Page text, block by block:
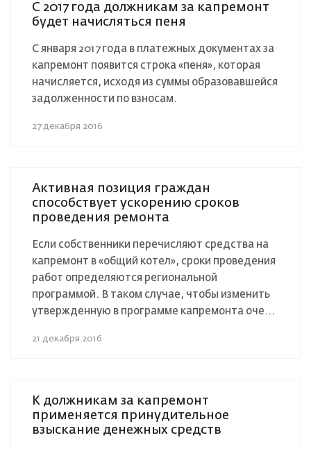
С 2017 года должникам за капремонт
будет начисляться пеня
С января 2017 года в платежных документах за
капремонт появится строка «пеня», которая
начисляется, исходя из суммы образовавшейся
задолженности по взносам.
27 декабря 2016
Активная позиция граждан
способствует ускорению сроков
проведения ремонта
Если собственники перечисляют средства на
капремонт в «общий котел», сроки проведения
работ определяются региональной
программой. В таком случае, чтобы изменить
утвержденную в программе капремонта оче...
21 декабря 2016
К должникам за капремонт
применяется принудительное
взыскание денежных средств